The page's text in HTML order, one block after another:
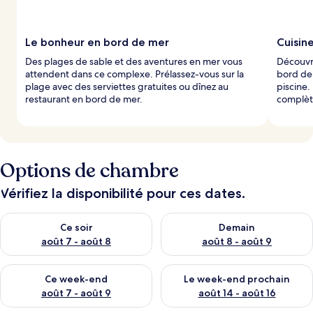
Le bonheur en bord de mer
Des plages de sable et des aventures en mer vous
attendent dans ce complexe. Prélassez-vous sur la
plage avec des serviettes gratuites ou dînez au
restaurant en bord de mer.
bord
Options de chambre
Vérifiez la disponibilité pour ces dates.
Ce soir
août 7 - août 8
Vérifier la disponibilité pour ce soir août 7 - août 8
Demain
août 8 - août 9
Vérifier la disponibilité pour
Ce week-end
août 7 - août 9
Vérifier la disponibilité pour ce week-end août 7 - août 9
Le week-end prochain
août 14 - août 16
Vérifier la disponibilité pour